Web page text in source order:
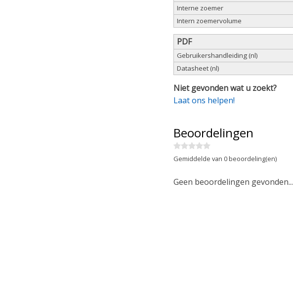
Interne zoemer
Intern zoemervolume
PDF
Gebruikershandleiding (nl)
Datasheet (nl)
Niet gevonden wat u zoekt?
Laat ons helpen!
Beoordelingen
Gemiddelde van 0 beoordeling(en)
Geen beoordelingen gevonden...